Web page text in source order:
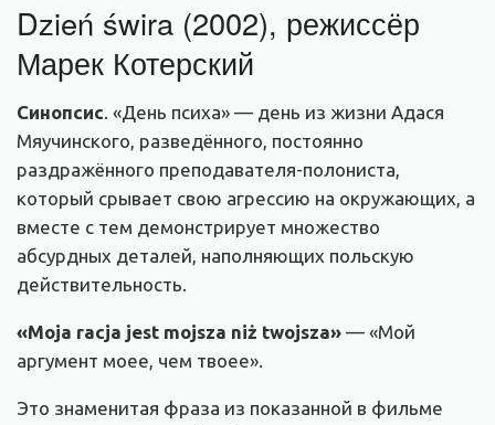
Dzień świra (2002), режиссёр
Марек Котерский
Синопсис. «День психа» — день из жизни Адася
Мяучинского, разведённого, постоянно
раздражённого преподавателя-полониста,
который срывает свою агрессию на окружающих, а
вместе с тем демонстрирует множество
абсурдных деталей, наполняющих польскую
действительность.
«Moja racja jest mojsza niż twojsza» — «Мой
аргумент моее, чем твоее».
Это знаменитая фраза из показанной в фильме